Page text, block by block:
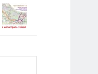
Километровый тоннель
появится на трассе
Солнцево-Бутово-Видное
14767